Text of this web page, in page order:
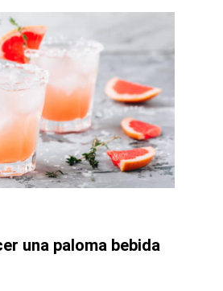
una paloma bebida